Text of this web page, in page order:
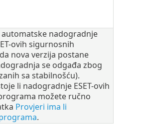
nadogradnje
ovih sigurnosnih
nova verzija postane
se odgađa zbog
sa stabilnošću).
li nadogradnje ESET-ovih
možete ručno
Provjeri ima li
.